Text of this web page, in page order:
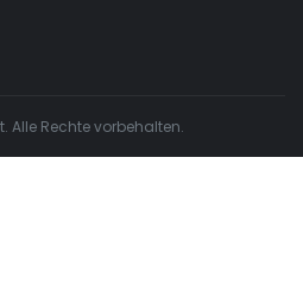
Alle Rechte vorbehalten.